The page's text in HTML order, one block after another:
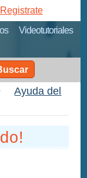
Videotutoriales
Registrate
Ayuda del